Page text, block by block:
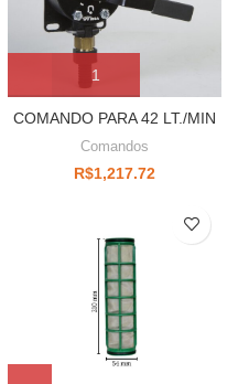
COMANDO PARA 42 LT./MIN
Comandos
R$1,217.72